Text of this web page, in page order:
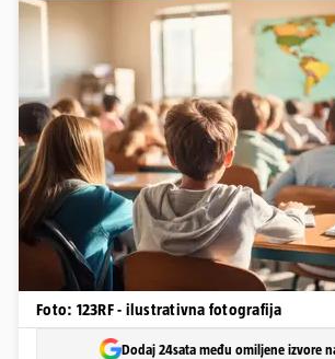
Foto: 123RF - ilustrativna fotografija
Dodaj 24sata među omiljene izvore